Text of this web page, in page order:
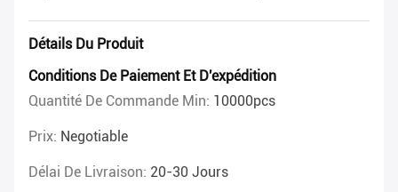
Détails Du Produit
Conditions De Paiement Et D'expédition
Quantité De Commande Min: 10000pcs
Prix: Negotiable
Délai De Livraison: 20-30 Jours